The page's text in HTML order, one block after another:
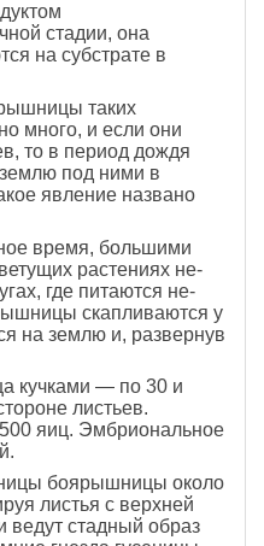
стадии, она
на субстрате в
таких
много, и если они
то в период дождя
под ними в
явление названо
время, большими
растениях не­
где питаются не­
скапливаются у
на землю и, развернув
кучками — по 30 и
листьев.
яиц. Эмбриональное
боярышницы около
листья с верхней
ведут стадный образ